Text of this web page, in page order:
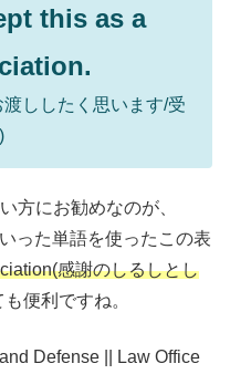
this as a
ししたく思います/受
方にお勧めなのが、
った単語を使ったこの表
感謝のしるしとし
便利ですね。